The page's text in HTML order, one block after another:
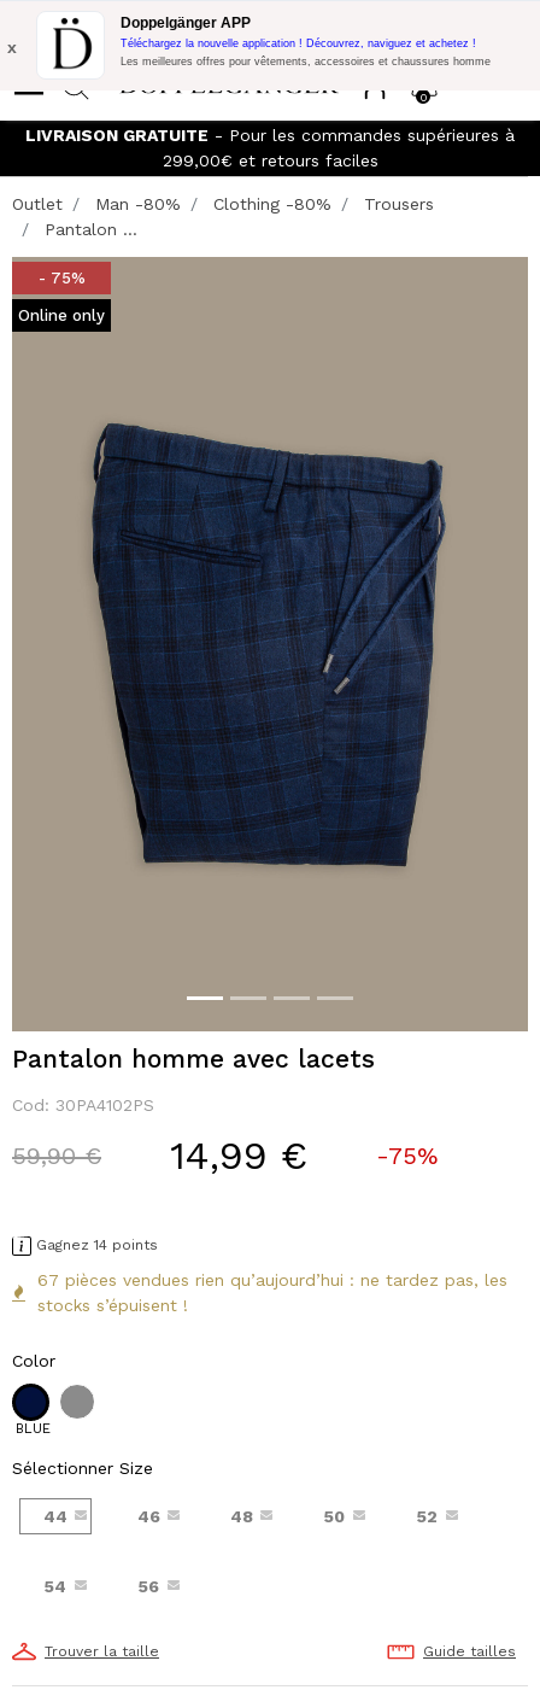
Promo Flash: 10% de réduction supplémentaire sur 300€ d'achat
avec le code:
0
x
Doppelgänger APP
Téléchargez la nouvelle application ! Découvrez, naviguez et achetez !
Les meilleures offres pour vêtements, accessoires et chaussures homme
LIVRAISON GRATUITE - Pour les commandes supérieures à
299,00€ et retours faciles
Outlet Man -80% Clothing -80%
Trousers
Pantalon ...
- 75%
Online only
Pantalon homme avec lacets
Cod: 30PA4102PS
Price reduced from
59,90 €to 14,99 € -75%
Gagnez 14 points
67 pièces vendues rien qu’aujourd’hui : ne tardez pas, les
stocks s’épuisent !
Color
BLUE
Sélectionner Size
44 46 48 50 52
54 56
Trouver la taille Guide tailles